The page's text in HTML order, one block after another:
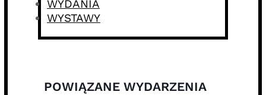
WYDANIA
WYSTAWY
POWIĄZANE WYDARZENIA